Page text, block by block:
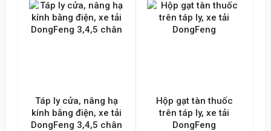
Táp ly cửa, nâng hạ
kính bằng điện, xe tải
DongFeng 3,4,5 chân
Hộp gạt tàn thuốc
trên táp ly, xe tải
DongFeng